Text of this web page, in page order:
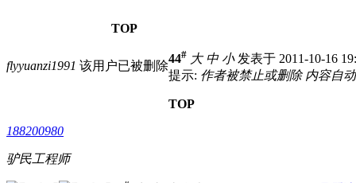
TOP
flyyuanzi1991 该用户已被删除
44# 大 中 小发表于 2011-10-16
提示: 作者被禁止或删除 内容自
TOP
188200980
驴民工程师